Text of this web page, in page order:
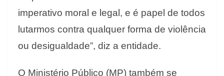
imperativo moral e legal, e é papel de todos
lutarmos contra qualquer forma de violência
ou desigualdade”, diz a entidade.
O Ministério Público (MP) também se